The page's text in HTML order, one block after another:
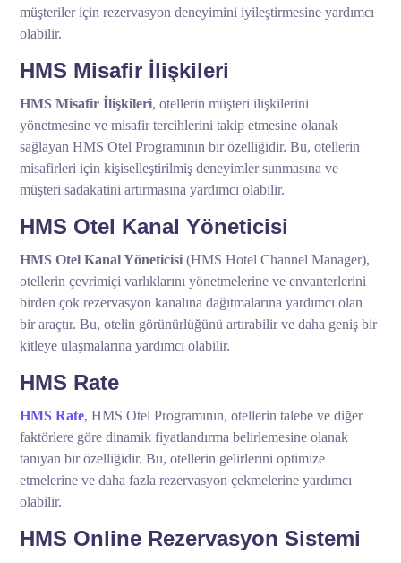
müşteriler için rezervasyon deneyimini iyileştirmesine yardımcı
olabilir.
HMS Misafir İlişkileri
HMS Misafir İlişkileri, otellerin müşteri ilişkilerini
yönetmesine ve misafir tercihlerini takip etmesine olanak
sağlayan HMS Otel Programının bir özelliğidir. Bu, otellerin
misafirleri için kişiselleştirilmiş deneyimler sunmasına ve
müşteri sadakatini artırmasına yardımcı olabilir.
HMS Otel Kanal Yöneticisi
HMS Otel Kanal Yöneticisi (HMS Hotel Channel Manager),
otellerin çevrimiçi varlıklarını yönetmelerine ve envanterlerini
birden çok rezervasyon kanalına dağıtmalarına yardımcı olan
bir araçtır. Bu, otelin görünürlüğünü artırabilir ve daha geniş bir
kitleye ulaşmalarına yardımcı olabilir.
HMS Rate
HMS Rate, HMS Otel Programının, otellerin talebe ve diğer
faktörlere göre dinamik fiyatlandırma belirlemesine olanak
tanıyan bir özelliğidir. Bu, otellerin gelirlerini optimize
etmelerine ve daha fazla rezervasyon çekmelerine yardımcı
olabilir.
HMS Online Rezervasyon Sistemi